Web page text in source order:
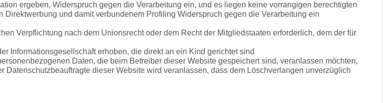
ergeben, Widerspruch gegen die Verarbeitung ein, und es liegen keine vorrangigen berechtigten
und damit verbundenem Profiling Widerspruch gegen die Verarbeitung ein
Verpflichtung nach dem Unionsrecht oder dem Recht der Mitgliedstaaten erforderlich, dem der für
Informationsgesellschaft erhoben, die direkt an ein Kind gerichtet sind
Daten, die beim Betreiber dieser Website gespeichert sind, veranlassen möchten,
dieser Website wird veranlassen, dass dem Löschverlangen unverzüglich